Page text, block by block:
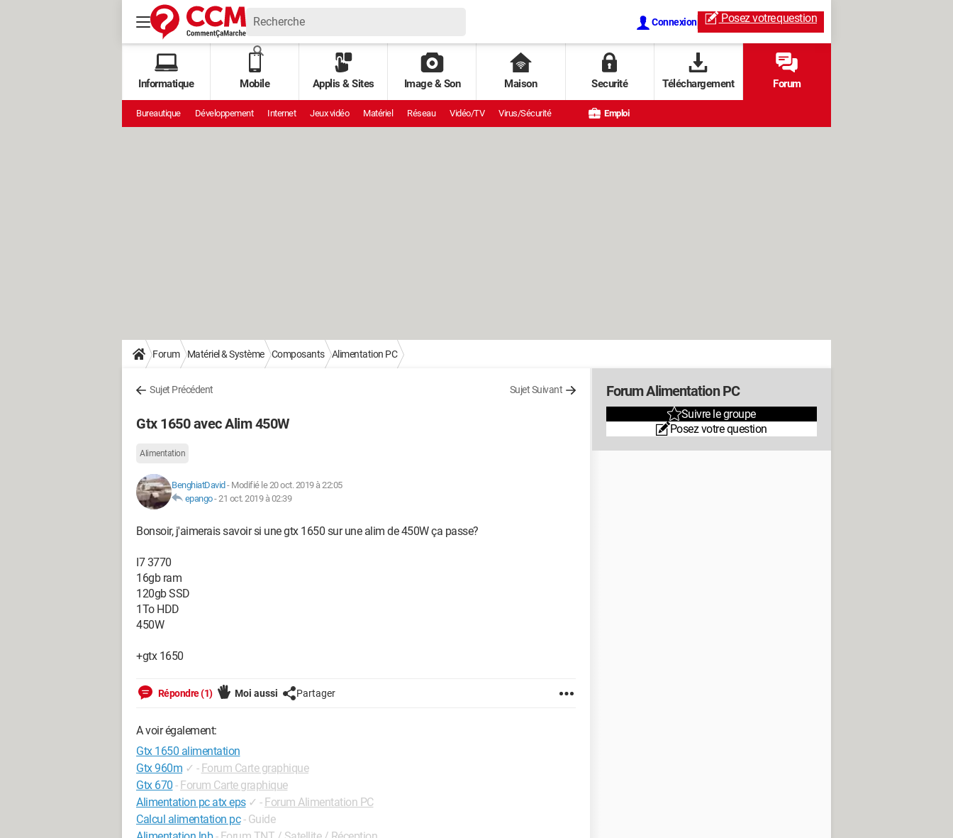
Connexion Posez votrequestion
Informatique Mobile Applis & Sites Image & Son Maison Securité Téléchargement Forum
Bureautique Développement Internet Jeux vidéo Matériel Réseau Vidéo/TV Virus/Sécurité Emploi
Forum Matériel & Système Composants Alimentation PC
Sujet Précédent Sujet Suivant
Gtx 1650 avec Alim 450W
Alimentation
BenghiatDavid - Modifié le 20 oct. 2019 à 22:05
epango-21 oct. 2019 à 02:39
Bonsoir, j'aimerais savoir si une gtx 1650 sur une alim de 450W ça passe?
I7 3770
16gb ram
120gb SSD
1To HDD
450W
+gtx 1650
Répondre (1) Moi aussi Partager
A voir également:
Gtx 1650 alimentation
Gtx 960m ✓ - Forum Carte graphique
Gtx 670 - Forum Carte graphique
Alimentation pc atx eps ✓ - Forum Alimentation PC
Calcul alimentation pc - Guide
Forum Alimentation PC
Suivre le groupe
Posez votre question